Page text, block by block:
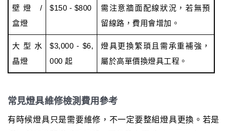
壁燈 /
盒燈
$150 - $800
需注意牆面配線狀況，若無預
留線路，費用會增加。
大型水
晶燈
$3,000 - $6,
000 起
燈具更換繁瑣且需承重補強，
屬於高單價換燈具工程。
常見燈具維修檢測費用參考
有時候燈具只是需要維修，不一定要整組燈具更換。若是